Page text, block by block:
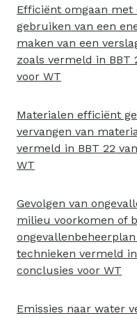
Efficiënt omgaan met
gebruiken van een
maken van een
zoals vermeld in BBT
voor WT
Materialen efficiënt
vervangen van
vermeld in BBT 22
WT
Gevolgen van
milieu voorkomen of
technieken vermeld in
conclusies voor WT
Emissies naar water